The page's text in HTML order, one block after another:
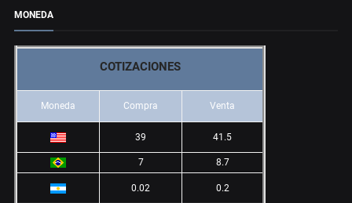
MONEDA
COTIZACIONES
Moneda Compra Venta
39 41.5
7 8.7
0.02 0.2